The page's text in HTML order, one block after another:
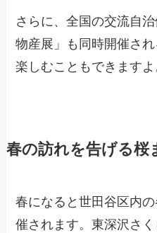
さらに、全国の交流自
物産展」も同時開催さ
楽しむこともできますよ
春の訪れを告げる桜
春になると世田谷区内
催されます。東深沢さ